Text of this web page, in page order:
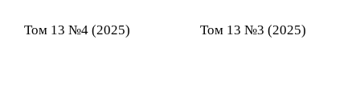
Том 13 №4 (2025) Том 13 №3 (2025)